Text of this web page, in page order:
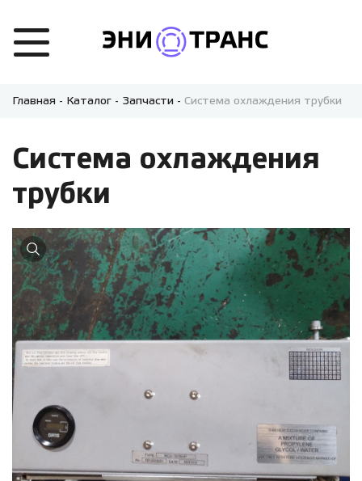
Главная - Каталог - Запчасти - Система охлаждения трубки
Система охлаждения
трубки